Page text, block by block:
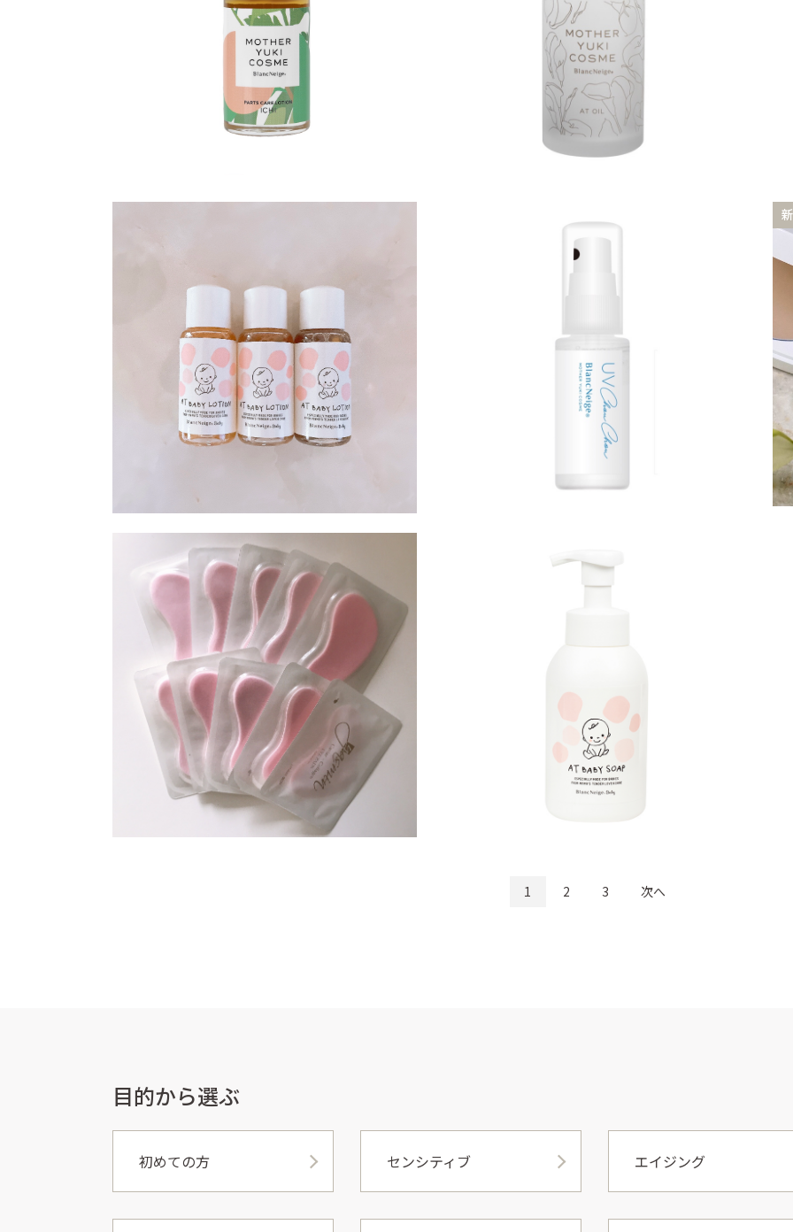
1 2 3 次へ
目的から選ぶ
初めての方 センシティブ エイジング